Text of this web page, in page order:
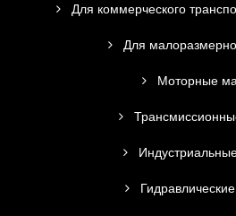
Для коммерческого
Для
Моторные